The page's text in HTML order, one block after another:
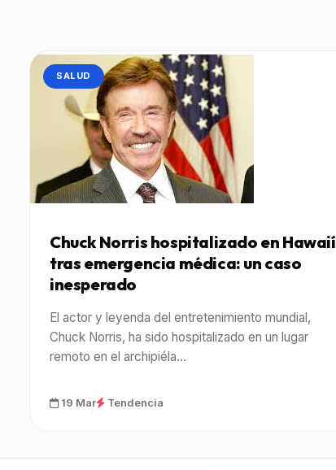
CATEGORÍA:
SALUD
Chuck Norris hospitalizado en Hawaií
tras emergencia médica: un caso
inesperado
El actor y leyenda del entretenimiento mundial,
Chuck Norris, ha sido hospitalizado en un lugar
remoto en el archipiéla...
19 Mar Tendencia